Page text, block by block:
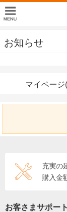
お知らせ
マイペー
充実の
購入金
お客さまサポート